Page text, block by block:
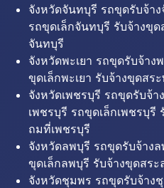
จังหวัดจันทบุรี รถขุดรับจ้า
รถขุดเล็กจันทบุรี รับจ้างขุ
จันทบุรี
จังหวัดพะเยา รถขุดรับจ้าง
ขุดเล็กพะเยา รับจ้างขุดสร
จังหวัดเพชรบุรี รถขุดรับจ้า
เพชรบุรี รถขุดเล็กเพชรบุรี
ถมที่เพชรบุรี
จังหวัดลพบุรี รถขุดรับจ้าง
ขุดเล็กลพบุรี รับจ้างขุดสร
จังหวัดชุมพร รถขุดรับจ้าง